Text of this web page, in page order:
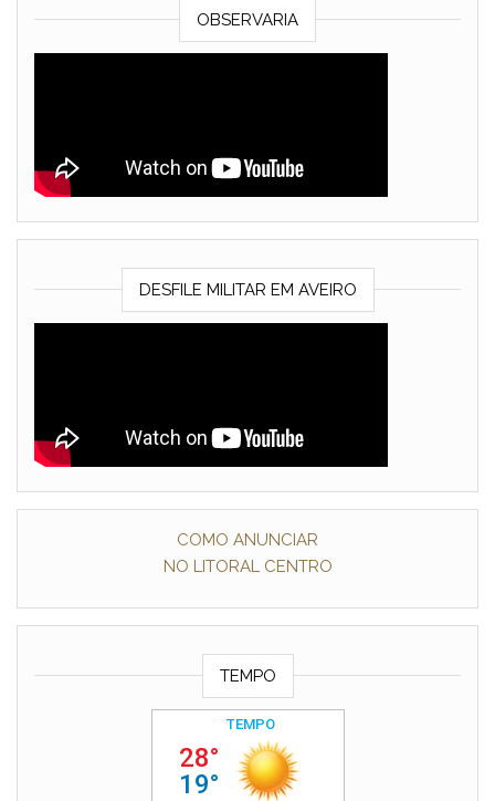
OBSERVARIA
DESFILE MILITAR EM AVEIRO
COMO ANUNCIAR
NO LITORAL CENTRO
TEMPO